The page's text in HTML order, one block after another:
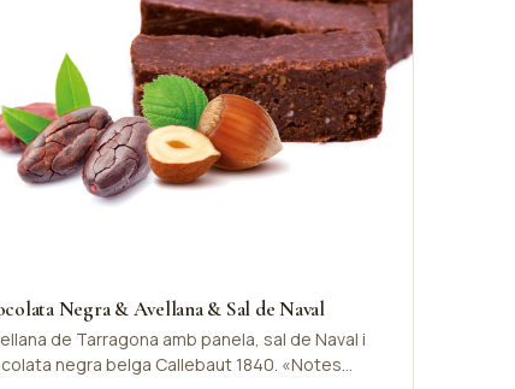
Negra & Avellana & Sal de Naval
de Tarragona amb panela, sal de Naval i
negra belga Callebaut 1840. «Notes